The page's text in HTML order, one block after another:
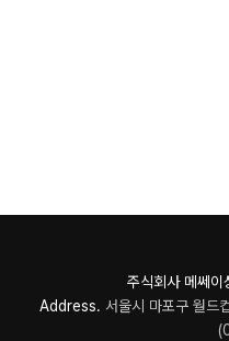
주식회사 메쎄
Address. 서울시 마포구 월